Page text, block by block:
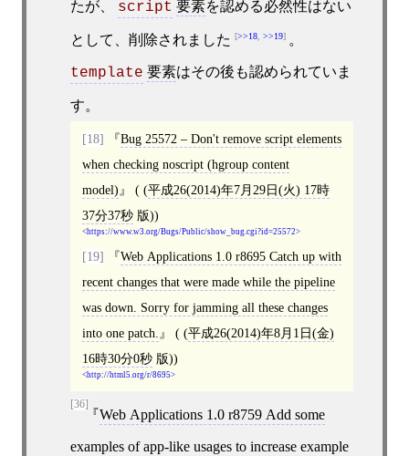
たが、 script 要素を認める必然性はない
として、削除されました >>18, >>19 。
template 要素はその後も認められていま
す。
[18]
Bug 25572 – Don't remove script elements
when checking noscript (hgroup content
model)
( (平成26(2014)年7月29日(火) 17時
37分37秒版))
https://www.w3.org/Bugs/Public/show_bug.cgi?id=25572
[19]
Web Applications 1.0 r8695 Catch up with
recent changes that were made while the pipeline
was down. Sorry for jamming all these changes
into one patch.
( (平成26(2014)年8月1日(金)
16時30分0秒版))
http://html5.org/r/8695
[36]
Web Applications 1.0 r8759 Add some
examples of app-like usages to increase example